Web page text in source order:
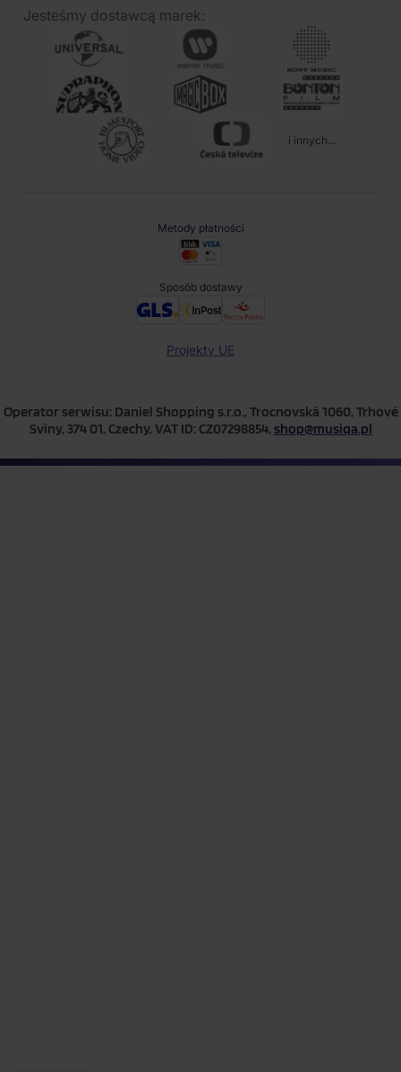
Jesteśmy dostawcą marek:
i innych...
Metody płatności
Sposób dostawy
Projekty UE
Operator serwisu: Daniel Shopping s.r.o., Trocnovská 1060, Trhové
Sviny, 374 01, Czechy, VAT ID: CZ07298854, shop@musiqa.pl